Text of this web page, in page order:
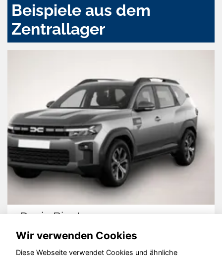
Beispiele aus dem
Zentrallager
Dacia Bigster
Wir verwenden Cookies
Diese Webseite verwendet Cookies und ähnliche